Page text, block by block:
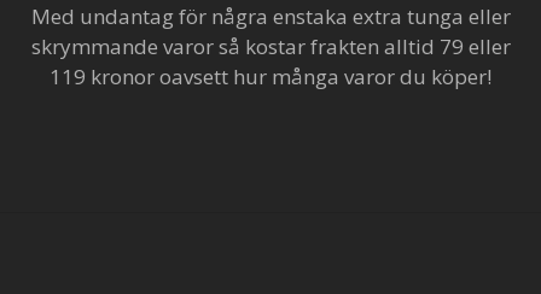
Med undantag för några enstaka extra tunga eller
skrymmande varor så kostar frakten alltid 79 eller
119 kronor oavsett hur många varor du köper!